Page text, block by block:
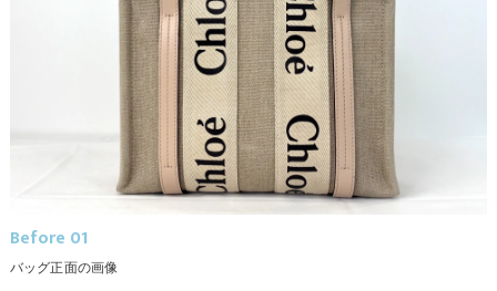
Before 01
バッグ正面の画像